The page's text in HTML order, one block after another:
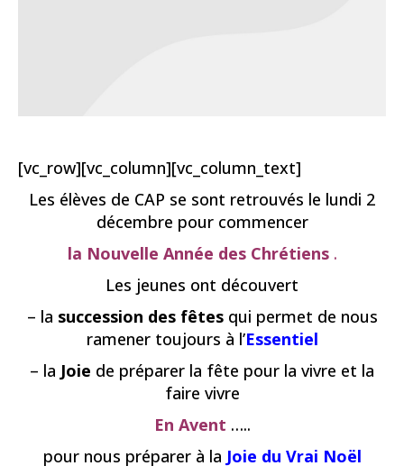
[vc_row][vc_column][vc_column_text]
Les élèves de CAP se sont retrouvés le lundi 2
décembre pour commencer
la Nouvelle Année des Chrétiens.
Les jeunes ont découvert
– la succession des fêtesqui permet de nous
ramener toujours à l’Essentiel
– la Joie de préparer la fête pour la vivre et la
faire vivre
En Avent …..
pour nous préparer à la Joie du Vrai Noël